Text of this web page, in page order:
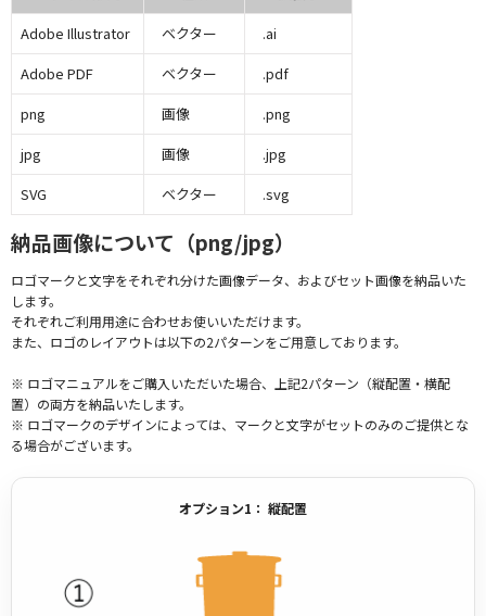
Adobe Illustrator
ベクター
.ai
Adobe PDF
ベクター
.pdf
png
画像
.png
jpg
画像
.jpg
SVG
ベクター .svg
納品画像について（png/jpg）
ロゴマークと文字をそれぞれ分けた画像データ、およびセット画像を納品いた
します。
それぞれご利用用途に合わせお使いいただけます。
また、ロゴのレイアウトは以下の2パターンをご用意しております。
※ ロゴマニュアルをご購入いただいた場合、上記2パターン（縦配置・横配
置）の両方を納品いたします。
※ ロゴマークのデザインによっては、マークと文字がセットのみのご提供とな
る場合がございます。
オプション1： 縦配置